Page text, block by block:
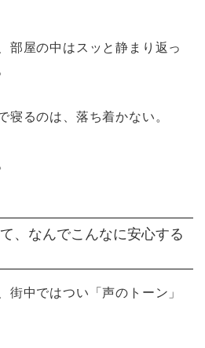
部屋の中はスッと静まり返っ
寝るのは、落ち着かない。
、なんでこんなに安心する
街中ではつい「声のトーン」